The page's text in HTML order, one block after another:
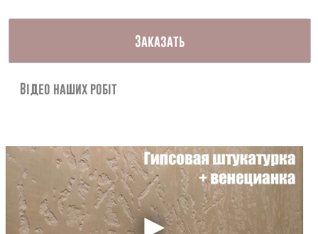
О нас
Заказать
Відео наших робіт